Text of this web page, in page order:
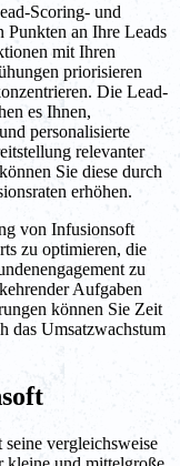
Scoring- und
an Ihre Leads
mit Ihren
priorisieren
Die Lead-
es Ihnen,
personalisierte
relevanter
Sie diese durch
erhöhen.
von Infusionsoft
zu optimieren, die
zu
Aufgaben
können Sie Zeit
das Umsatzwachstum
vergleichsweise